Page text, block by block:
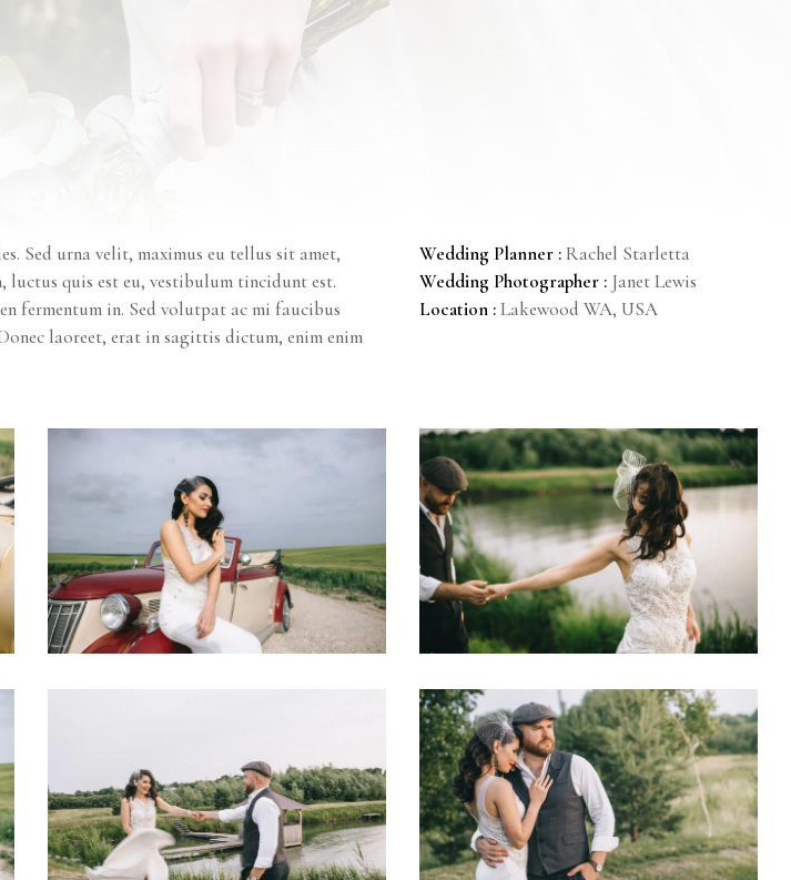
Sed urna velit, maximus eu tellus sit amet,
quis est eu, vestibulum tincidunt est.
fermentum in. Sed volutpat ac mi faucibus
laoreet, erat in sagittis dictum, enim enim
Wedding Planner :Rachel Starletta
Wedding Photographer : Janet Lewis
Location :Lakewood WA, USA